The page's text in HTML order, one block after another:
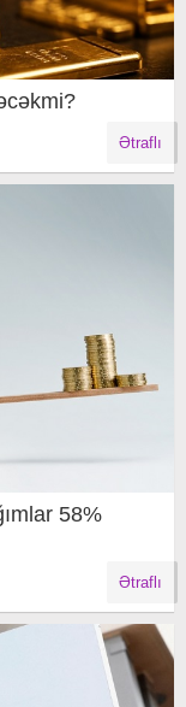
Ətraflı
58%
Ətraflı